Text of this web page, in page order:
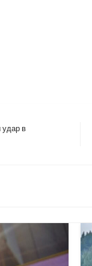
удар в